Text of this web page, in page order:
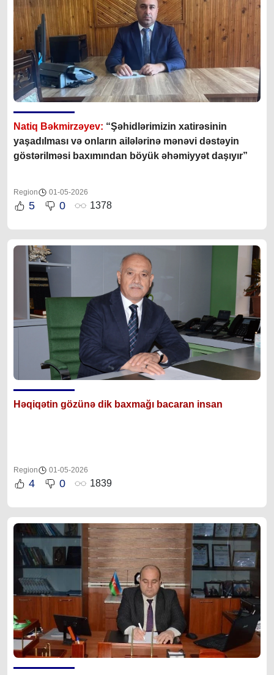
Natiq Bəkmirzəyev: “Şəhidlərimizin xatirəsinin
yaşadılması və onların ailələrinə mənəvi dəstəyin
göstərilməsi baxımından böyük əhəmiyyət daşıyır”
Region 01-05-2026
5 0 1378
Həqiqətin gözünə dik baxmağı bacaran insan
Region 01-05-2026
4 0 1839